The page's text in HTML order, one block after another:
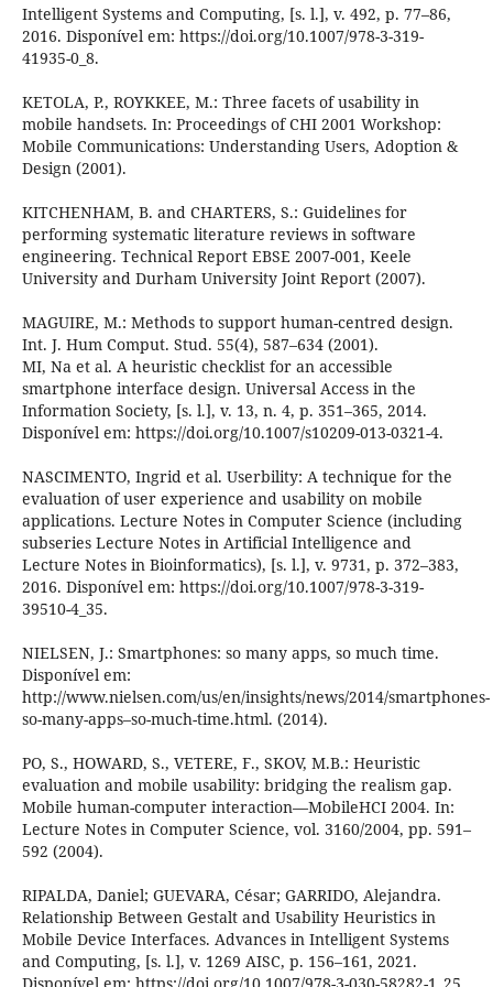
Intelligent Systems and Computing, [s. l.], v. 492, p. 77–86,
2016. Disponível em: https://doi.org/10.1007/978-3-319-
41935-0_8.
KETOLA, P., ROYKKEE, M.: Three facets of usability in
mobile handsets. In: Proceedings of CHI 2001 Workshop:
Mobile Communications: Understanding Users, Adoption &
Design (2001).
KITCHENHAM, B. and CHARTERS, S.: Guidelines for
performing systematic literature reviews in software
engineering. Technical Report EBSE 2007-001, Keele
University and Durham University Joint Report (2007).
MAGUIRE, M.: Methods to support human-centred design.
Int. J. Hum Comput. Stud. 55(4), 587–634 (2001).
MI, Na et al. A heuristic checklist for an accessible
smartphone interface design. Universal Access in the
Information Society, [s. l.], v. 13, n. 4, p. 351–365, 2014.
Disponível em: https://doi.org/10.1007/s10209-013-0321-4.
NASCIMENTO, Ingrid et al. Userbility: A technique for the
evaluation of user experience and usability on mobile
applications. Lecture Notes in Computer Science (including
subseries Lecture Notes in Artificial Intelligence and
Lecture Notes in Bioinformatics), [s. l.], v. 9731, p. 372–383,
2016. Disponível em: https://doi.org/10.1007/978-3-319-
39510-4_35.
NIELSEN, J.: Smartphones: so many apps, so much time.
Disponível em:
http://www.nielsen.com/us/en/insights/news/2014/smartphones-
so-many-apps–so-much-time.html. (2014).
PO, S., HOWARD, S., VETERE, F., SKOV, M.B.: Heuristic
evaluation and mobile usability: bridging the realism gap.
Mobile human-computer interaction—MobileHCI 2004. In:
Lecture Notes in Computer Science, vol. 3160/2004, pp. 591–
592 (2004).
RIPALDA, Daniel; GUEVARA, César; GARRIDO, Alejandra.
Relationship Between Gestalt and Usability Heuristics in
Mobile Device Interfaces. Advances in Intelligent Systems
and Computing, [s. l.], v. 1269 AISC, p. 156–161, 2021.
Disponível em: https://doi.org/10.1007/978-3-030-58282-1_25.